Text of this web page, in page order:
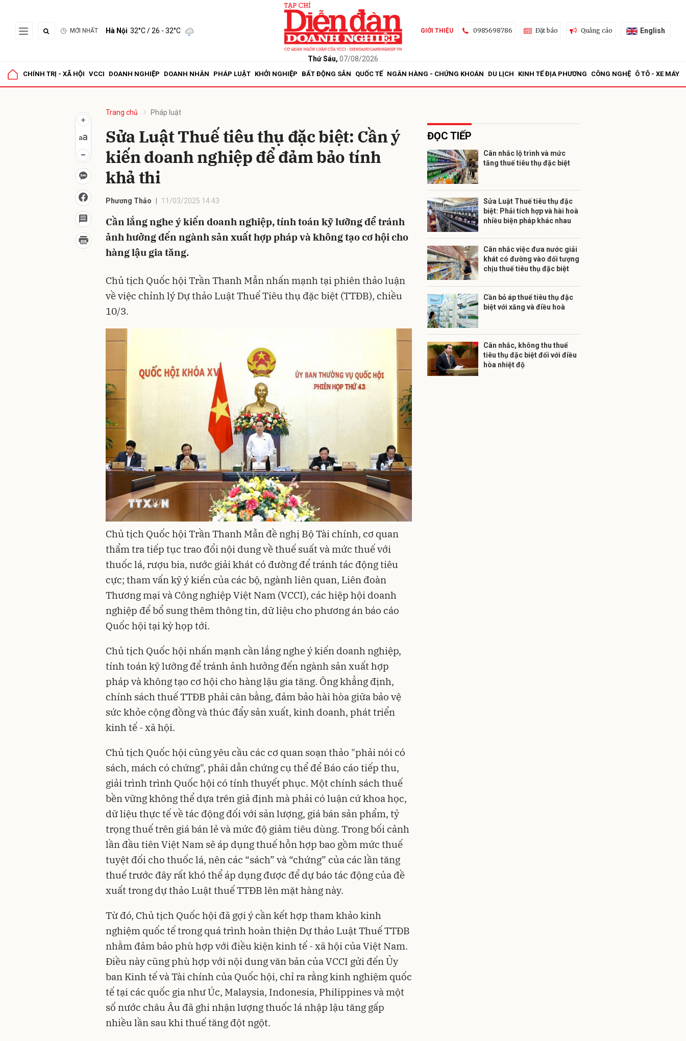
MỚI NHẤT Hà Nội 32°C/ 26 - 32°C
Thứ Sáu, 07/08/2026
GIỚI THIỆU 0985698786 Đặt báo Quảng cáo English
CHÍNH TRỊ - XÃ HỘI VCCI DOANH NGHIỆP DOANH NHÂN PHÁP LUẬT KHỞI NGHIỆP BẤT ĐỘNG SẢN QUỐC TẾ NGÂN HÀNG - CHỨNG KHOÁN DU LỊCH KINH TẾ ĐỊA PHƯƠNG CÔNG NGHỆ Ô TÔ - XE MÁY
Trang chủ Pháp luật
Sửa Luật Thuế tiêu thụ đặc biệt: Cần ý
kiến doanh nghiệp để đảm bảo tính
khả thi
Phương Thảo 11/03/2025 14:43
Cần lắng nghe ý kiến doanh nghiệp, tính toán kỹ lưỡng để tránh
ảnh hưởng đến ngành sản xuất hợp pháp và không tạo cơ hội cho
hàng lậu gia tăng.
Chủ tịch Quốc hội Trần Thanh Mẫn nhấn mạnh tại phiên thảo luận
về việc chỉnh lý Dự thảo Luật Thuế Tiêu thụ đặc biệt (TTĐB), chiều
10/3.
Chủ tịch Quốc hội Trần Thanh Mẫn đề nghị Bộ Tài chính, cơ quan
thẩm tra tiếp tục trao đổi nội dung về thuế suất và mức thuế với
thuốc lá, rượu bia, nước giải khát có đường để tránh tác động tiêu
cực; tham vấn kỹ ý kiến của các bộ, ngành liên quan, Liên đoàn
Thương mại và Công nghiệp Việt Nam (VCCI), các hiệp hội doanh
nghiệp để bổ sung thêm thông tin, dữ liệu cho phương án báo cáo
Quốc hội tại kỳ họp tới.
Chủ tịch Quốc hội nhấn mạnh cần lắng nghe ý kiến doanh nghiệp,
tính toán kỹ lưỡng để tránh ảnh hưởng đến ngành sản xuất hợp
pháp và không tạo cơ hội cho hàng lậu gia tăng. Ông khẳng định,
chính sách thuế TTĐB phải cân bằng, đảm bảo hài hòa giữa bảo vệ
sức khỏe cộng đồng và thúc đẩy sản xuất, kinh doanh, phát triển
kinh tế - xã hội.
Chủ tịch Quốc hội cũng yêu cầu các cơ quan soạn thảo "phải nói có
sách, mách có chứng", phải dẫn chứng cụ thể để Báo cáo tiếp thu,
giải trình trình Quốc hội có tính thuyết phục. Một chính sách thuế
bền vững không thể dựa trên giả định mà phải có luận cứ khoa học,
dữ liệu thực tế về tác động đối với sản lượng, giá bán sản phẩm, tỷ
trọng thuế trên giá bán lẻ và mức độ giảm tiêu dùng. Trong bối cảnh
lần đầu tiên Việt Nam sẽ áp dụng thuế hỗn hợp bao gồm mức thuế
tuyệt đối cho thuốc lá, nên các “sách” và “chứng” của các lần tăng
thuế trước đây rất khó thể áp dụng được để dự báo tác động của đề
xuất trong dự thảo Luật thuế TTĐB lên mặt hàng này.
Từ đó, Chủ tịch Quốc hội đã gợi ý cần kết hợp tham khảo kinh
nghiệm quốc tế trong quá trình hoàn thiện Dự thảo Luật Thuế TTĐB
nhằm đảm bảo phù hợp với điều kiện kinh tế - xã hội của Việt Nam.
Điều này cũng phù hợp với nội dung văn bản của VCCI gửi đến Ủy
ban Kinh tế và Tài chính của Quốc hội, chỉ ra rằng kinh nghiệm quốc
tế tại các quốc gia như Úc, Malaysia, Indonesia, Philippines và một
số nước châu Âu đã ghi nhận lượng thuốc lá nhập lậu tăng gấp
nhiều lần sau khi thuế tăng đột ngột.
ĐỌC TIẾP
Cân nhắc lộ trình và mức
tăng thuế tiêu thụ đặc biệt
Sửa Luật Thuế tiêu thụ đặc
biệt: Phải tích hợp và hài hoà
nhiều biện pháp khác nhau
Cân nhắc việc đưa nước giải
khát có đường vào đối tượng
chịu thuế tiêu thụ đặc biệt
Cần bỏ áp thuế tiêu thụ đặc
biệt với xăng và điều hoà
Cân nhắc, không thu thuế
tiêu thụ đặc biệt đối với điều
hòa nhiệt độ
Gửi